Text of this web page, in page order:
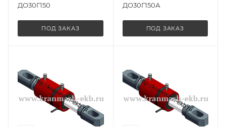
ДО30Г150
ПОД ЗАКАЗ
ДО30Г150А
ПОД ЗАКАЗ